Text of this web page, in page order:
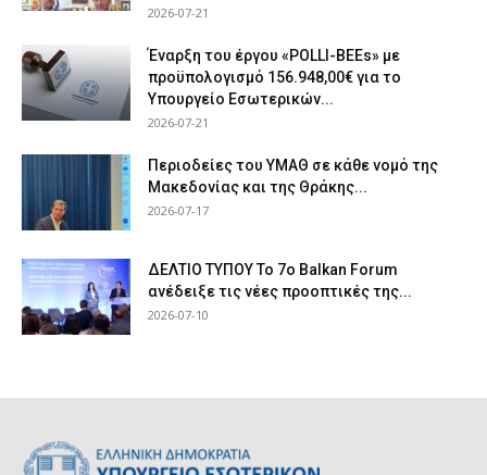
2026-07-21
Έναρξη του έργου «POLLI-BEEs» με
προϋπολογισμό 156.948,00€ για το
Υπουργείο Εσωτερικών...
2026-07-21
Περιοδείες του ΥΜΑΘ σε κάθε νομό της
Μακεδονίας και της Θράκης...
2026-07-17
ΔΕΛΤΙΟ ΤΥΠΟΥ Το 7ο Balkan Forum
ανέδειξε τις νέες προοπτικές της...
2026-07-10